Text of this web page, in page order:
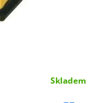
Skladem